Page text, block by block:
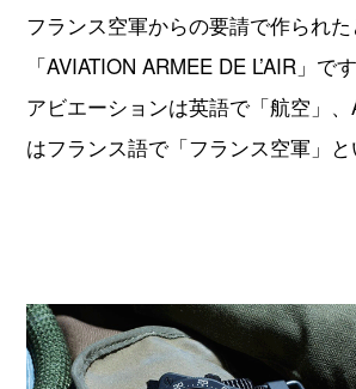
フランス空軍からの要請で作られた
「AVIATION ARMEE DE L’AIR」です
アビエーションは英語で「航空」、
はフランス語で「フランス空軍」と